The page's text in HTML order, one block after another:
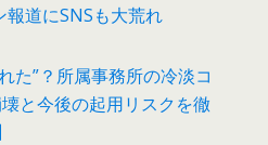
道にSNSも大荒れ
た”？所属事務所の冷淡コ
と今後の起用リスクを徹